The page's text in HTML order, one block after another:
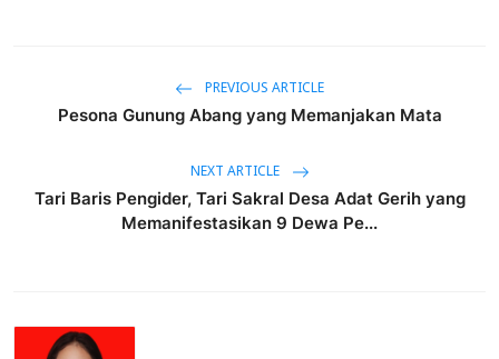
PREVIOUS ARTICLE
Pesona Gunung Abang yang Memanjakan Mata
NEXT ARTICLE
Tari Baris Pengider, Tari Sakral Desa Adat Gerih yang
Memanifestasikan 9 Dewa Pe...